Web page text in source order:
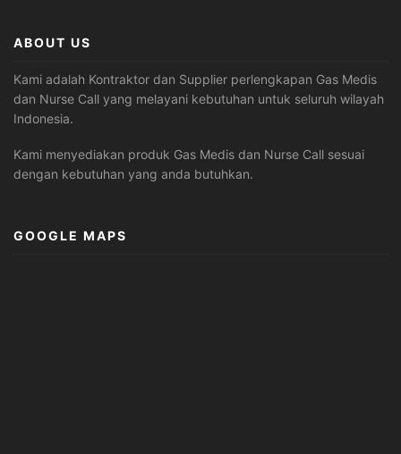
ABOUT US
Kami adalah Kontraktor dan Supplier perlengkapan Gas Medis
dan Nurse Call yang melayani kebutuhan untuk seluruh wilayah
Indonesia.
Kami menyediakan produk Gas Medis dan Nurse Call sesuai
dengan kebutuhan yang anda butuhkan.
GOOGLE MAPS